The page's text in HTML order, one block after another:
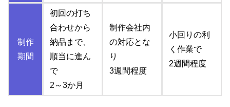
制作
期間
初回の打ち
合わせから
納品まで、
順当に進ん
で
2～3か月
制作会社内
の対応とな
り
3週間程度
小回りの利
く作業で
2週間程度